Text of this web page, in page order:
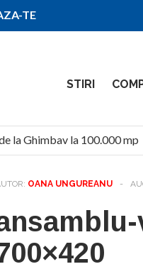
TE
STIRI
la Ghimbav la 100.000 mp
OANA UNGUREANU -